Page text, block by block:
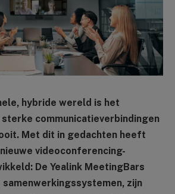
hybride wereld is het
sterke communicatieverbindingen
Met dit in gedachten heeft
videoconferencing-
De Yealink MeetingBars
samenwerkingssystemen, zijn